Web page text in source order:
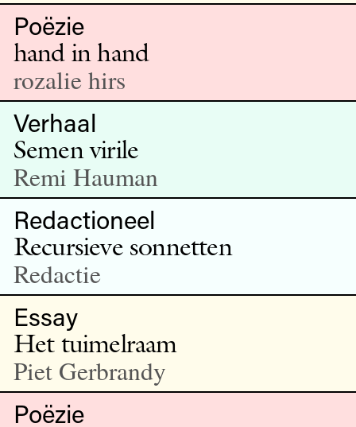
Poëzie
hand in hand
rozalie hirs
Verhaal
Semen virile
Remi Hauman
Redactioneel
Recursieve sonnetten
Redactie
Essay
Het tuimelraam
Piet Gerbrandy
Poëzie